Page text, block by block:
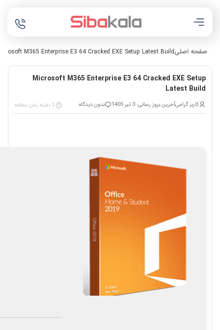
صفحه اصلیM365 Enterprise E3 64 Cracked EXE Setup Latest Build
Microsoft M365 Enterprise E3 64 Cracked EXE Setup
Latest Build
کاربر گرامیآخرین بروز رسانی: 3 تیر 1405 بدون دیدگاه 3 دقیقه زمان مطالعه